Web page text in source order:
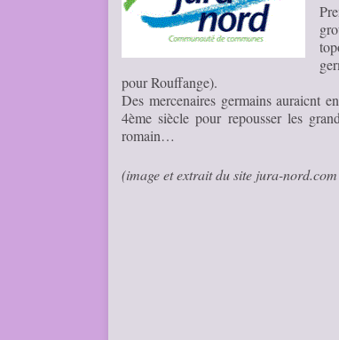
pour Rouffange).
Des mercenaires germains auraicnt
4ème siècle pour repousser les
romain…
(image et extrait du site jura-